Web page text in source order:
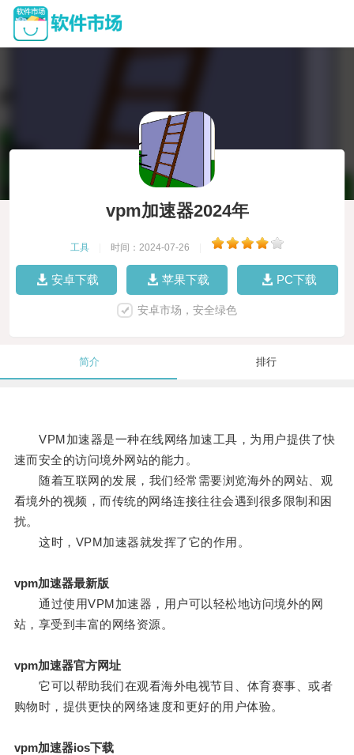
vpm加速器2024年
工具 时间：2024-07-26
安卓下载 苹果下载 PC下载
安卓市场，安全绿色
简介 排行
VPM加速器是一种在线网络加速工具，为用户提供了快
速而安全的访问境外网站的能力。
随着互联网的发展，我们经常需要浏览海外的网站、观
看境外的视频，而传统的网络连接往往会遇到很多限制和困
扰。
这时，VPM加速器就发挥了它的作用。
vpm加速器最新版
通过使用VPM加速器，用户可以轻松地访问境外的网
站，享受到丰富的网络资源。
vpm加速器官方网址
它可以帮助我们在观看海外电视节目、体育赛事、或者
购物时，提供更快的网络速度和更好的用户体验。
vpm加速器ios下载